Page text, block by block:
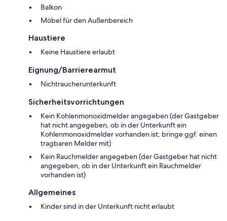
Balkon
Möbel für den Außenbereich
Haustiere
Keine Haustiere erlaubt
Eignung/Barrierearmut
Nichtraucherunterkunft
Sicherheitsvorrichtungen
Kein Kohlenmonoxidmelder angegeben (der Gastgeber
hat nicht angegeben, ob in der Unterkunft ein
Kohlenmonoxidmelder vorhanden ist; bringe ggf. einen
tragbaren Melder mit)
Kein Rauchmelder angegeben (der Gastgeber hat nicht
angegeben, ob in der Unterkunft ein Rauchmelder
vorhanden ist)
Allgemeines
Kinder sind in der Unterkunft nicht erlaubt